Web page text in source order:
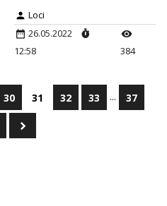
Loci
26.05.2022
12:58
384
30 31 32 33 ... 37